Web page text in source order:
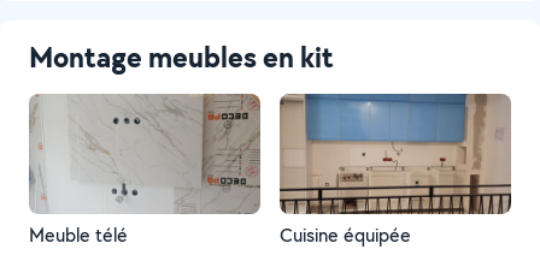
Montage meubles en kit
Meuble télé Cuisine équipée